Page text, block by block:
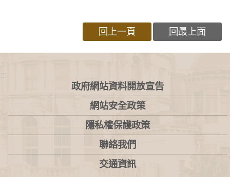
回上一頁 回最上面
:::
政府網站資料開放宣告
網站安全政策
隱私權保護政策
聯絡我們
交通資訊